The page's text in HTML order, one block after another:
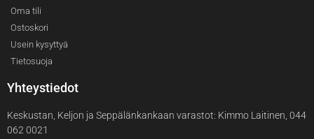
Oma tili
Ostoskori
Usein kysyttyä
Tietosuoja
Yhteystiedot
Keskustan, Keljon ja Seppälänkankaan varastot: Kimmo Laitinen, 044
062 0021